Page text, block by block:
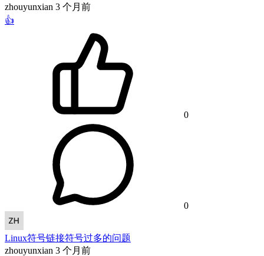
zhouyunxian 3 个月前
👍
0
0
Linux符号链接符号过多的问题
zhouyunxian 3 个月前